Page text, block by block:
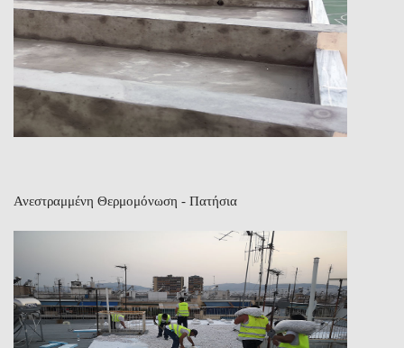
Ανεστραμμένη Θερμομόνωση - Πατήσια